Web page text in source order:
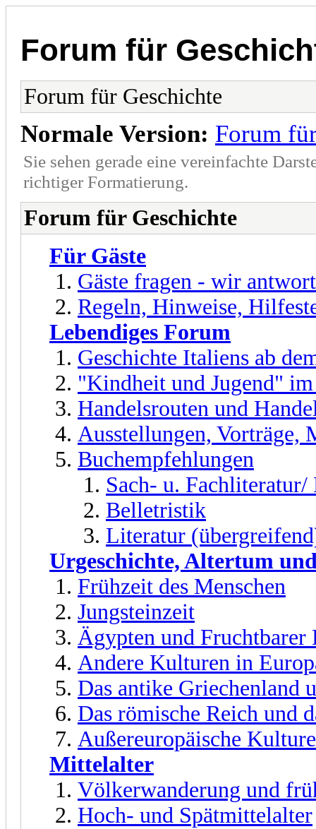
Forum für
Forum für Geschichte
Normale Version: Forum
Sie sehen gerade eine vereinfachte
richtiger Formatierung.
Forum für Geschichte
Für Gäste
Gäste fragen - wir
Regeln, Hinweise,
Lebendiges Forum
Geschichte Italiens ab
"Kindheit und Jugend"
Handelsrouten und
Ausstellungen, Vorträge,
Buchempfehlungen
Sach- u. Fachliteratur/
Belletristik
Literatur
Urgeschichte, Altertum
Frühzeit des Menschen
Jungsteinzeit
Ägypten und Fruchtbarer
Andere Kulturen in
Das antike Griechenland
Das römische Reich und
Außereuropäische
Mittelalter
Völkerwanderung und
Hoch- und Spätmittelalter